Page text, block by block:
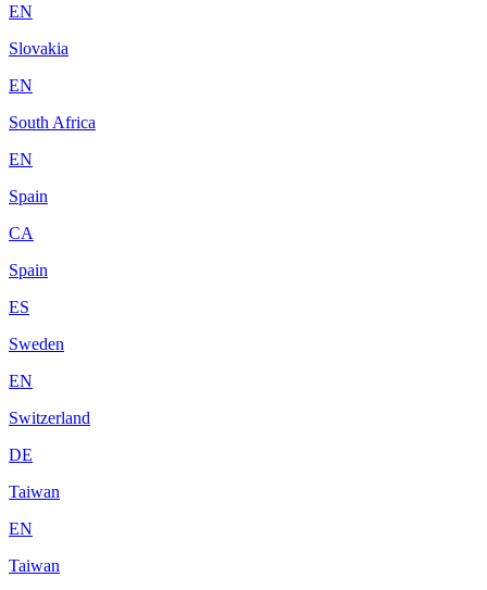
EN
Slovakia
EN
South Africa
EN
Spain
CA
Spain
ES
Sweden
EN
Switzerland
DE
Taiwan
EN
Taiwan